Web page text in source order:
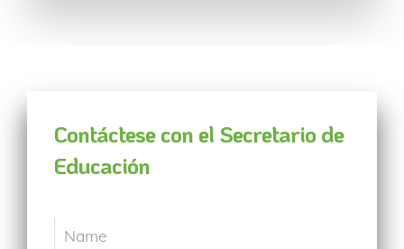
Contáctese con el Secretario de
Educación